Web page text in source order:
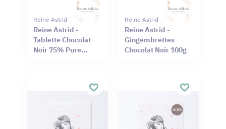
Reine Astrid
Reine Astrid -
Tablette Chocolat
Noir 75% Pure
Reine Astrid
Reine Astrid -
Gingembrettes
Chocolat Noir 100g